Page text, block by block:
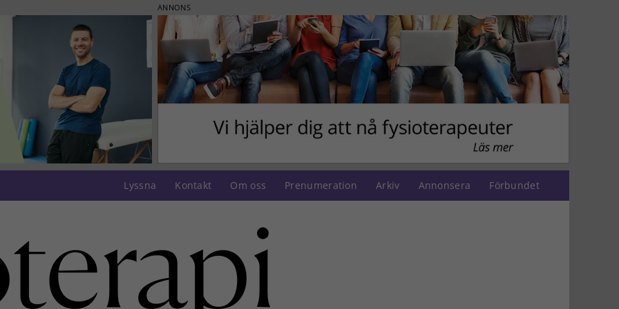
ANNONS
Lyssna Kontakt Om oss Prenumeration Arkiv Annonsera Förbundet